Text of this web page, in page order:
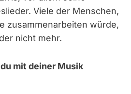
Viele der Menschen,
zusammenarbeiten würde,
nicht mehr.
mit deiner Musik